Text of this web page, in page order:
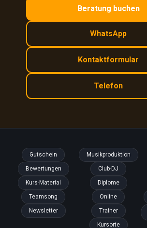
Beratung buchen
WhatsApp
Kontaktformular
Telefon
Gutschein
Bewertungen
Kurs-Material
Teamsong
Newsletter
Musikproduktion
Club-DJ
Diplome
Online
Trainer
Kursorte